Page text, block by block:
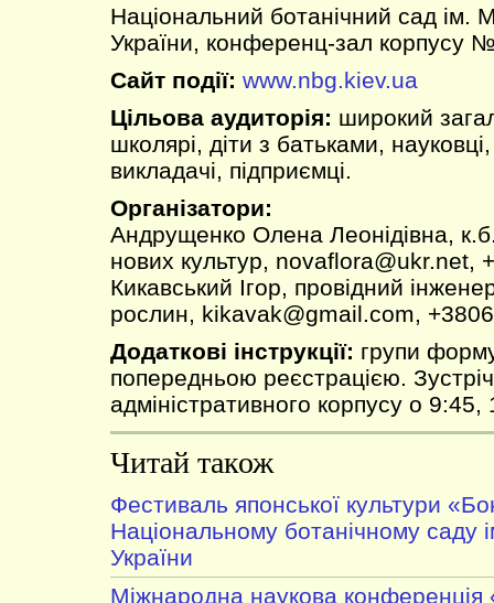
Національний ботанічний сад
України, конференц-зал корпусу
Сайт події: www.nbg.kiev.ua
Цільова аудиторія: широкий
школярі, діти з батьками,
викладачі, підприємці.
Організатори:
Андрущенко Олена Леонідівна,
нових культур, novaflora@ukr.net,
Кикавський Ігор, провідний
рослин, kikavak@gmail.com,
Додаткові інструкції: групи
попередньою реєстрацією. Зустріч
адміністративного корпусу о 9:45,
Читай також
Фестиваль японської культури
Національному ботанічному
України
Міжнародна наукова конференція